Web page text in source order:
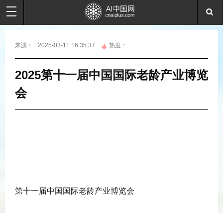
来源： 2025-03-11 16:35:37 热度：
2025第十一届中国国际老龄产业博览
会
第十一届中国国际老龄产业博览会